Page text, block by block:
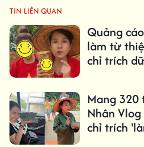
TIN LIÊN QUAN
Quảng
làm từ
chỉ trích
Mang
Nhân
chỉ trích